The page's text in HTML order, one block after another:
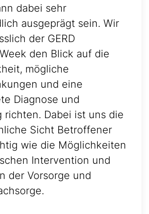
dabei sehr
ausgeprägt sein. Wir
der GERD
den Blick auf die
mögliche
und eine
Diagnose und
richten. Dabei ist uns die
Sicht Betroffener
wie die Möglichkeiten
Intervention und
der Vorsorge und